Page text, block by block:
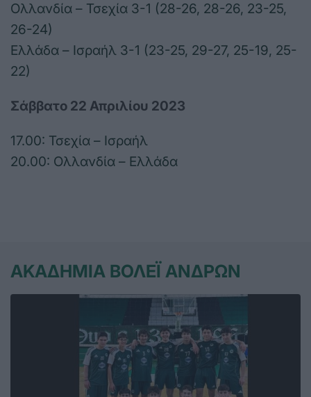
Ολλανδία – Τσεχία 3-1 (28-26, 28-26, 23-25,
26-24)
Ελλάδα – Ισραήλ 3-1 (23-25, 29-27, 25-19, 25-
22)
Σάββατο 22 Απριλίου 2023
17.00: Τσεχία – Ισραήλ
20.00: Ολλανδία – Ελλάδα
ΑΚΑΔΗΜΙΑ ΒΟΛΕΪ ΑΝΔΡΩΝ